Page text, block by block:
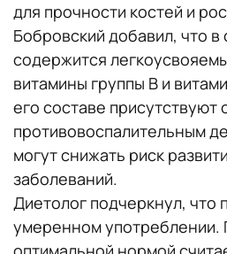
для прочности костей и
Бобровский добавил, что
содержится
витамины группы В и
его составе присутствуют
противовоспалительным
могут снижать риск
заболеваний.
Диетолог подчеркнул, что
умеренном употреблении.